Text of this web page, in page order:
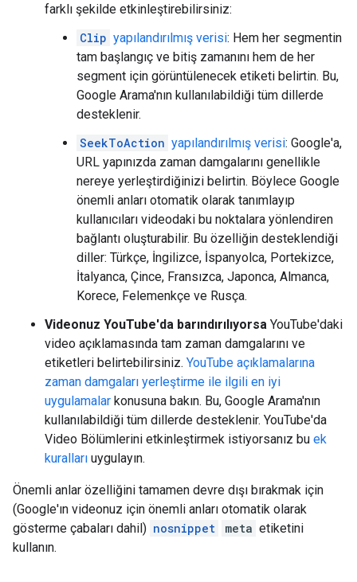
farklı şekilde etkinleştirebilirsiniz:
Clip yapılandırılmış verisi: Hem her segmentin
tam başlangıç ve bitiş zamanını hem de her
segment için görüntülenecek etiketi belirtin. Bu,
Google Arama'nın kullanılabildiği tüm dillerde
desteklenir.
SeekToAction yapılandırılmış verisi: Google'a,
URL yapınızda zaman damgalarını genellikle
nereye yerleştirdiğinizi belirtin. Böylece Google
önemli anları otomatik olarak tanımlayıp
kullanıcıları videodaki bu noktalara yönlendiren
bağlantı oluşturabilir. Bu özelliğin desteklendiği
diller: Türkçe, İngilizce, İspanyolca, Portekizce,
İtalyanca, Çince, Fransızca, Japonca, Almanca,
Korece, Felemenkçe ve Rusça.
Videonuz YouTube'da barındırılıyorsa YouTube'daki
video açıklamasında tam zaman damgalarını ve
etiketleri belirtebilirsiniz. YouTube açıklamalarına
zaman damgaları yerleştirme ile ilgili en iyi
uygulamalar konusuna bakın. Bu, Google Arama'nın
kullanılabildiği tüm dillerde desteklenir. YouTube'da
Video Bölümlerini etkinleştirmek istiyorsanız bu ek
kuralları uygulayın.
Önemli anlar özelliğini tamamen devre dışı bırakmak için
(Google'ın videonuz için önemli anları otomatik olarak
gösterme çabaları dahil) nosnippet meta etiketini
kullanın.